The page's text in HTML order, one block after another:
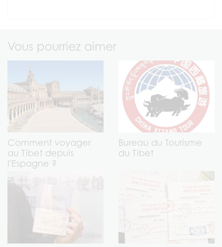
Vous pourriez aimer
Comment voyager
au Tibet depuis
l'Espagne ?
Bureau du Tourisme
du Tibet